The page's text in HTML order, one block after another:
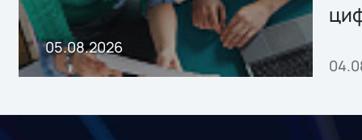
05.08.2026